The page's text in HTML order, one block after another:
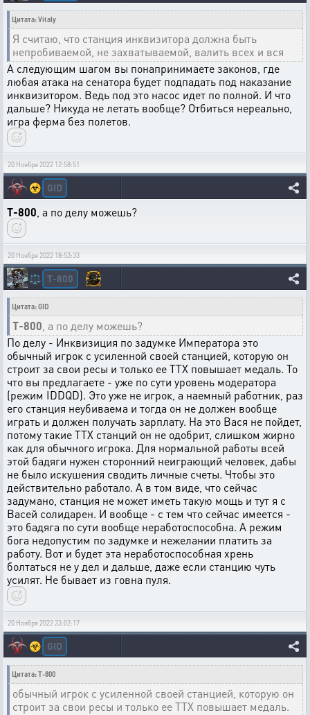
Цитата: Vitaly
Я считаю, что станция инквизитора должна быть
непробиваемой, не захватываемой, валить всех и вся
А следующим шагом вы понапринимаете законов, где
любая атака на сенатора будет подпадать под наказание
инквизитором. Ведь под это насос идет по полной. И что
дальше? Никуда не летать вообще? Отбиться нереально,
игра ферма без полетов.
20 Ноября 2022 12:58:51
☣️ GID
T-800 , а по делу можешь?
20 Ноября 2022 18:53:33
⚖️ T-800
Цитата: GID
T-800 , а по делу можешь?
По делу - Инквизиция по задумке Императора это
обычный игрок с усиленной своей станцией, которую он
строит за свои ресы и только ее ТТХ повышает медаль. То
что вы предлагаете - уже по сути уровень модератора
(режим IDDQD). Это уже не игрок, а наемный работник, раз
его станция неубиваема и тогда он не должен вообще
играть и должен получать зарплату. На это Вася не пойдет,
потому такие ТТХ станций он не одобрит, слишком жирно
как для обычного игрока. Для нормальной работы всей
этой бадяги нужен сторонний неиграющий человек, дабы
не было искушения сводить личные счеты. Чтобы это
действительно работало. А в том виде, что сейчас
задумано, станция не может иметь такую мощь и тут я с
Васей солидарен. И вообще - с тем что сейчас имеется -
это бадяга по сути вообще неработоспособна. А режим
бога недопустим по задумке и нежелании платить за
работу. Вот и будет эта неработоспособная хрень
болтаться не у дел и дальше, даже если станцию чуть
усилят. Не бывает из говна пуля.
20 Ноября 2022 23:02:17
☣️ GID
Цитата: T-800
обычный игрок с усиленной своей станцией, которую он
строит за свои ресы и только ее ТТХ повышает медаль.